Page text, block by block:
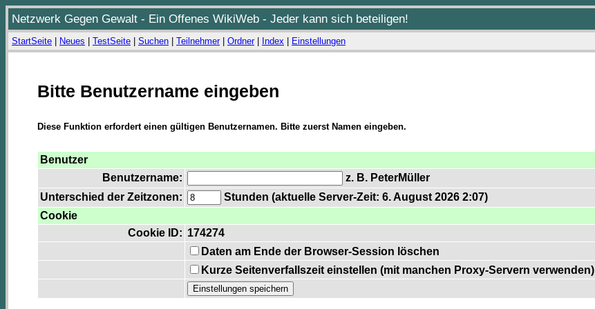
Netzwerk Gegen Gewalt - Ein Offenes WikiWeb - Jeder kann sich beteiligen!
StartSeite Neues TestSeite Suchen Teilnehmer| Ordner| Index Einstellungen
Bitte Benutzername eingeben
Diese Funktion erfordert einen gültigen Benutzernamen. Bitte zuerst Namen eingeben.
Benutzer
Benutzername:
z. B. PeterMüller
Unterschied der Zeitzonen:
Stunden (aktuelle Server-Zeit: 6. August 2026 2:07)
Cookie
Cookie ID: 174274
Daten am Ende der Browser-Session löschen
Kurze Seitenverfallszeit einstellen (mit manchen Proxy-Servern verwenden)